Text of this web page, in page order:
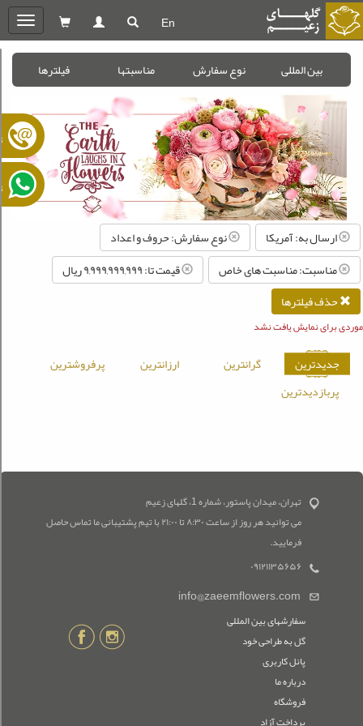
En
بین المللی نوع سفارش مناسبتها فیلترها
ارسال به: آمریکا
نوع سفارش: حروف و اعداد
مناسبت: مناسبت های خاص
قیمت تا: ۹,۹۹۹,۹۹۹,۹۹۹ ريال
حذف فیلترها
موردی برای نمایش یافت نشد
جدیدترین گرانترین ارزانترین
پرفروشترین
پربازدیدترین
تهران، میدان پاستور، شماره 1، گلهای زعیم
می توانید هر روز از ساعت ۸:۳۰ تا ۲۱:۰۰ با تیم پشتیبانی ما تماس حاصل
فرمایید.
۰۹۱۲۱۱۳۵۶۵۶
info@zaeemflowers.com
سفارشهای بین المللی
گل به طراحی خود
پانل کاربری
درباره ما
فروشگاه
پرداخت آزاد